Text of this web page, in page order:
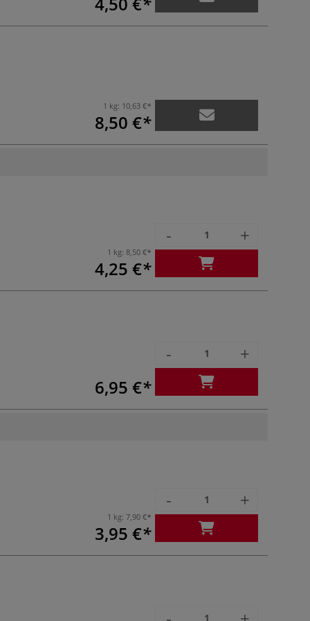
1 kg: 10,63 €
8,50 €
1 kg:8,50 €
4,25 €
- +
6,95 €
- +
1 kg:7,90 €
3,95 €
- +